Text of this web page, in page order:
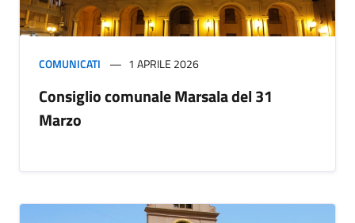
COMUNICATI 1 APRILE 2026
Consiglio comunale Marsala del 31
Marzo